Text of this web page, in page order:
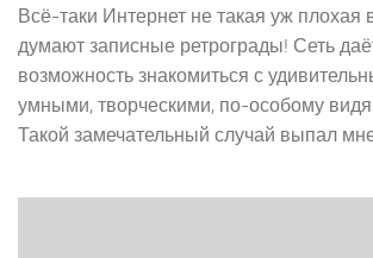
Всё-таки Интернет не такая уж плохая
думают записные ретрограды! Сеть
возможность знакомиться с
умными, творческими, по-особому
Такой замечательный случай выпал